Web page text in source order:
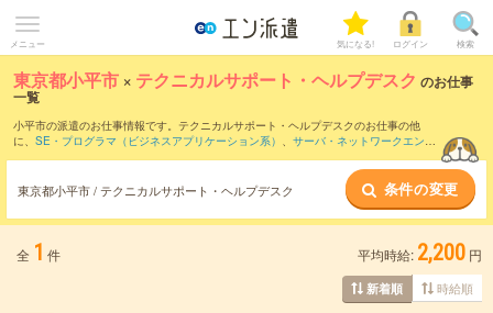
メニュー 気になる! ログイン 検索
東京都小平市 × テクニカルサポート・ヘルプデスク のお仕事
一覧
小平市の派遣のお仕事情報です。テクニカルサポート・ヘルプデスクのお仕事の他
に、 SE・プログラマ（ビジネスアプリケーション系） 、 サーバ・ネットワークエンジ
などのこだわり条件で絞り込んでいただけます。職種辞典：テクニカルサポ
ート・ヘルプデスクのお仕事とは？とは？
東京都小平市 / テクニカルサポート・ヘルプデスク 条件の変更
全 1 件 平均時給: 2,200 円
新着順 時給順